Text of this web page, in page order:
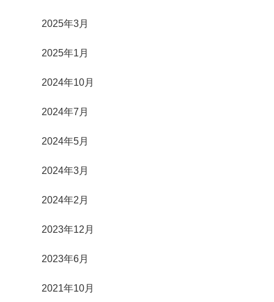
2025年3月
2025年1月
2024年10月
2024年7月
2024年5月
2024年3月
2024年2月
2023年12月
2023年6月
2021年10月